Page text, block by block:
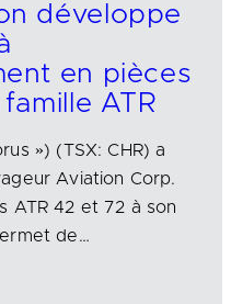
développe
en pièces
ATR
») (TSX: CHR) a
Aviation Corp.
ATR 42 et 72 à son
de…